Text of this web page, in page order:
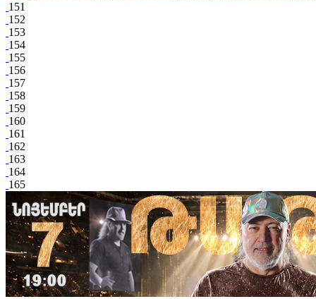
151
152
153
154
155
156
157
158
159
160
161
162
163
164
165